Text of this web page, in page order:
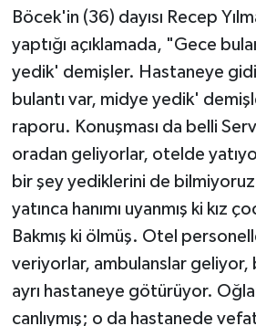
Böcek'in (36) dayısı Recep
yaptığı açıklamada, "Gece
yedik' demişler. Hastaneye
bulantı var, midye yedik'
raporu. Konuşması da belli
oradan geliyorlar, otelde
bir şey yediklerini de
yatınca hanımı uyanmış ki kız
Bakmış ki ölmüş. Otel
veriyorlar, ambulanslar geliyor,
ayrı hastaneye götürüyor.
canlıymış; o da hastanede